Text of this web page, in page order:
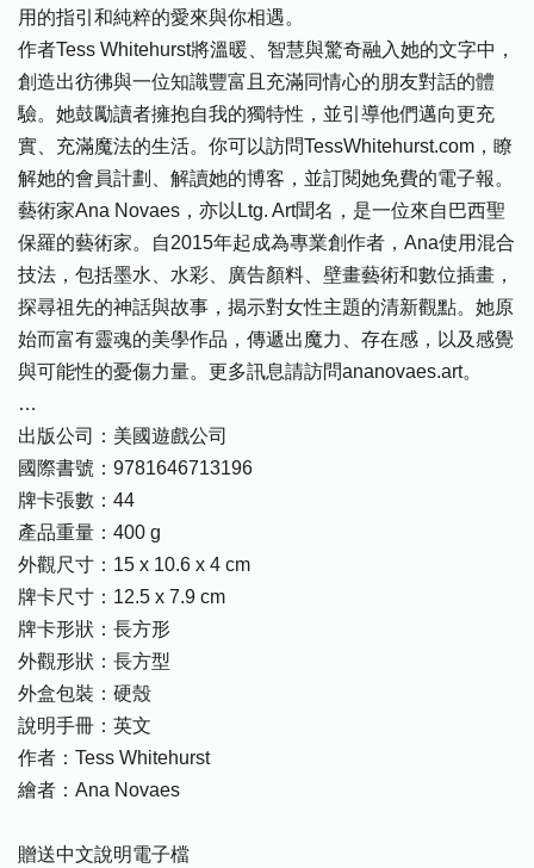
用的指引和純粹的愛來與你相遇。
作者Tess Whitehurst將溫暖、智慧與驚奇融入她的文字中，
創造出彷彿與一位知識豐富且充滿同情心的朋友對話的體
驗。她鼓勵讀者擁抱自我的獨特性，並引導他們邁向更充
實、充滿魔法的生活。你可以訪問TessWhitehurst.com，瞭
解她的會員計劃、解讀她的博客，並訂閱她免費的電子報。
藝術家Ana Novaes，亦以Ltg. Art聞名，是一位來自巴西聖
保羅的藝術家。自2015年起成為專業創作者，Ana使用混合
技法，包括墨水、水彩、廣告顏料、壁畫藝術和數位插畫，
探尋祖先的神話與故事，揭示對女性主題的清新觀點。她原
始而富有靈魂的美學作品，傳遞出魔力、存在感，以及感覺
與可能性的憂傷力量。更多訊息請訪問ananovaes.art。
…
出版公司：美國遊戲公司
國際書號：9781646713196
牌卡張數：44
產品重量：400 g
外觀尺寸：15 x 10.6 x 4 cm
牌卡尺寸：12.5 x 7.9 cm
牌卡形狀：長方形
外觀形狀：長方型
外盒包裝：硬殼
說明手冊：英文
作者：Tess Whitehurst
繪者：Ana Novaes
贈送中文說明電子檔